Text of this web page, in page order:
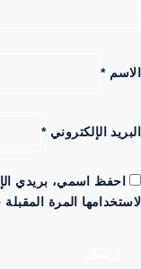
الاسم*
البريد الإلكتروني*
احفظ اسمي، بريدي
لاستخدامها المرة